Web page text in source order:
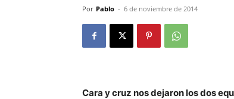
Por Pablo - 6 de noviembre de 2014
Cara y cruz nos dejaron los dos